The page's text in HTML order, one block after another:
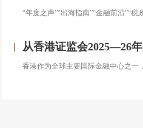
“年度之声”“出海指南”“金融前沿”“税
从香港证监会2025—26年度年报
香港作为全球主要国际金融中心之一